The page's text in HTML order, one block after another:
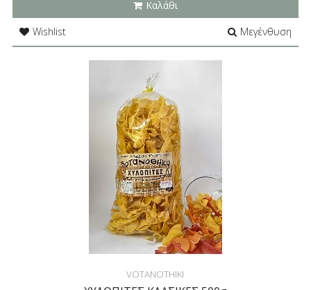
Καλάθι
Wishlist
Μεγένθυση
VOTANOTHIKI